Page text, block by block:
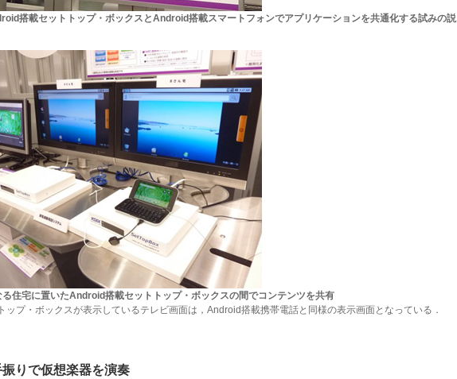
搭載セットトップ・ボックスとAndroid搭載スマートフォンでアプリケーションを共通化する試みの説
住宅に置いたAndroid搭載セットトップ・ボックスの間でコンテンツを共有
ップ・ボックスが表示しているテレビ画面は，Android搭載携帯電話と同様の表示画面となっている．
りで仮想楽器を演奏